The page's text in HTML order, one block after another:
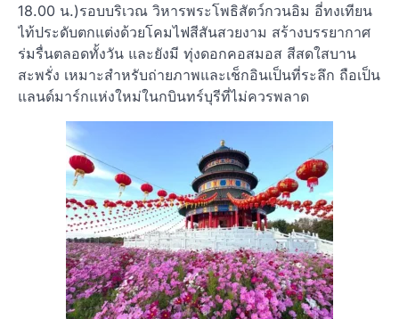
18.00 น.)รอบบริเวณ วิหารพระโพธิสัตว์กวนอิม อี่ทงเทียน
ไท้ประดับตกแต่งด้วยโคมไฟสีสันสวยงาม สร้างบรรยากาศ
ร่มรื่นตลอดทั้งวัน และยังมี ทุ่งดอกคอสมอส สีสดใสบาน
สะพรั่ง เหมาะสำหรับถ่ายภาพและเช็กอินเป็นที่ระลึก ถือเป็น
แลนด์มาร์กแห่งใหม่ในกบินทร์บุรีที่ไม่ควรพลาด